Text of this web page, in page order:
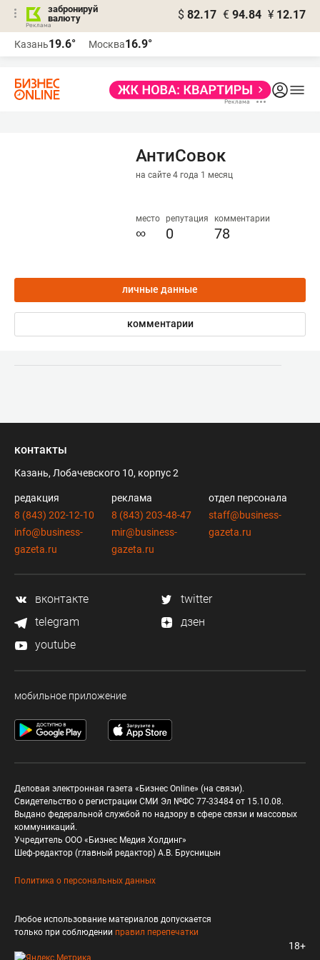
забронируй
валюту
$ 82.17 € 94.84 ¥ 12.17
Казань19.6° Москва16.9°
АнтиСовок
на сайте 4 года 1 месяц
место
∞
репутация
0
комментарии
78
личные данные
комментарии
контакты
Казань, Лобачевского 10, корпус 2
редакция
8 (843) 202-12-10
info@business-
gazeta.ru
реклама
8 (843) 203-48-47
mir@business-
gazeta.ru
отдел персонала
staff@business-
gazeta.ru
вконтакте
twitter
telegram
дзен
youtube
мобильное приложение
Деловая электронная газета «Бизнес Online» (на связи).
Свидетельство о регистрации СМИ Эл №ФС 77-33484 от 15.10.08.
Выдано федеральной службой по надзору в сфере связи и массовых
коммуникаций.
Учредитель ООО «Бизнес Медия Холдинг»
Шеф-редактор (главный редактор) А.В. Брусницын
Политика о персональных данных
Любое использование материалов допускается
только при соблюдении правил перепечатки
18+